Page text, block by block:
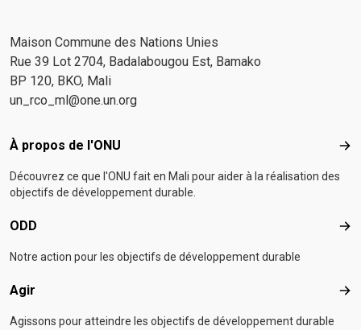
Maison Commune des Nations Unies
Rue 39 Lot 2704, Badalabougou Est, Bamako
BP 120, BKO, Mali
un_rco_ml@one.un.org
Footer menu
À propos de l'ONU À
Découvrez ce que l'ONU fait en Mali pour aider à la réalisation des
objectifs de développement durable.
ODD
Notre action pour les objectifs de développement durable
Agir Agir
Agissons pour atteindre les objectifs de développement durable